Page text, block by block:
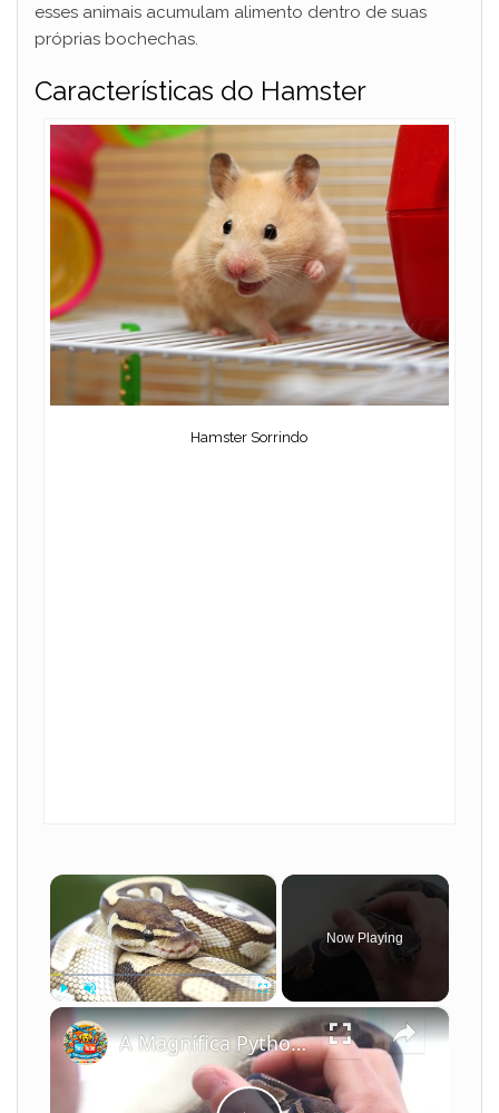
esses animais acumulam alimento dentro de suas
próprias bochechas.
Características do Hamster
Hamster Sorrindo
×
Play Unmute
Now Playing
×
A Magnífica Python Ball: Descubra Tudo Sobre Essa Serpente Fascinante!